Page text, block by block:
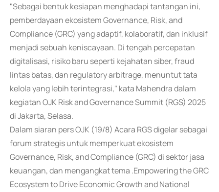
"Sebagai bentuk kesiapan menghadapi tantangan ini,
pemberdayaan ekosistem Governance, Risk, and
Compliance (GRC) yang adaptif, kolaboratif, dan inklusif
menjadi sebuah keniscayaan. Di tengah percepatan
digitalisasi, risiko baru seperti kejahatan siber, fraud
lintas batas, dan regulatory arbitrage, menuntut tata
kelola yang lebih terintegrasi," kata Mahendra dalam
kegiatan OJK Risk and Governance Summit (RGS) 2025
di Jakarta, Selasa.
Dalam siaran pers OJK (19/8) Acara RGS digelar sebagai
forum strategis untuk memperkuat ekosistem
Governance, Risk, and Compliance (GRC) di sektor jasa
keuangan, dan mengangkat tema .Empowering the GRC
Ecosystem to Drive Economic Growth and National